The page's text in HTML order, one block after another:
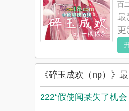
百
郎
最
更
《碎玉成欢（np）》
222“假使闻某失了机